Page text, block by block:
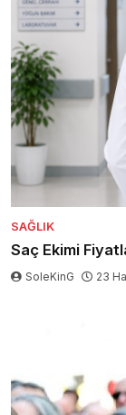
SAĞLIK
Saç Ekimi
SoleKinG 23